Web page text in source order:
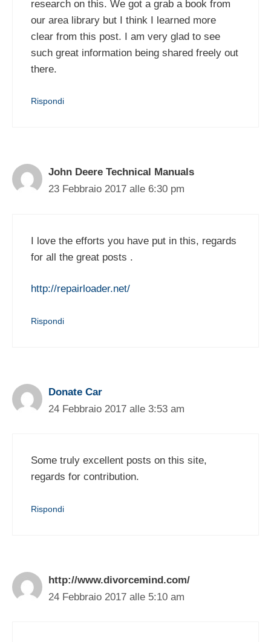
research on this. We got a grab a book from
our area library but I think I learned more
clear from this post. I am very glad to see
such great information being shared freely out
there.
Rispondi
John Deere Technical Manuals
23 Febbraio 2017 alle 6:30 pm
I love the efforts you have put in this, regards
for all the great posts .
http://repairloader.net/
Rispondi
Donate Car
24 Febbraio 2017 alle 3:53 am
Some truly excellent posts on this site,
regards for contribution.
Rispondi
http://www.divorcemind.com/
24 Febbraio 2017 alle 5:10 am